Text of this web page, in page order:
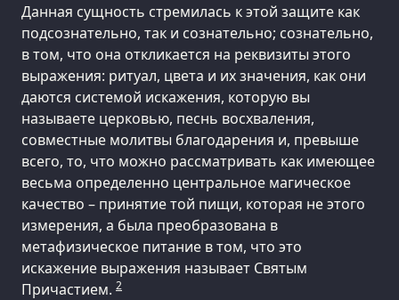
Данная сущность стремилась к этой защите как
подсознательно, так и сознательно; сознательно,
в том, что она откликается на реквизиты этого
выражения: ритуал, цвета и их значения, как они
даются системой искажения, которую вы
называете церковью, песнь восхваления,
совместные молитвы благодарения и, превыше
всего, то, что можно рассматривать как имеющее
весьма определенно центральное магическое
качество – принятие той пищи, которая не этого
измерения, а была преобразована в
метафизическое питание в том, что это
искажение выражения называет Святым
Причастием. 2